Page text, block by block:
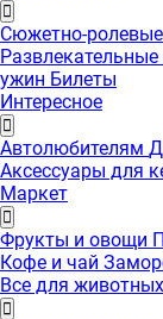
Сюжетно-
ужин Билеты
Интересноe
Автолюбителям
Аксессуары для
Маркет
Фрукты и овощи
Кофе и чай
Все для животных